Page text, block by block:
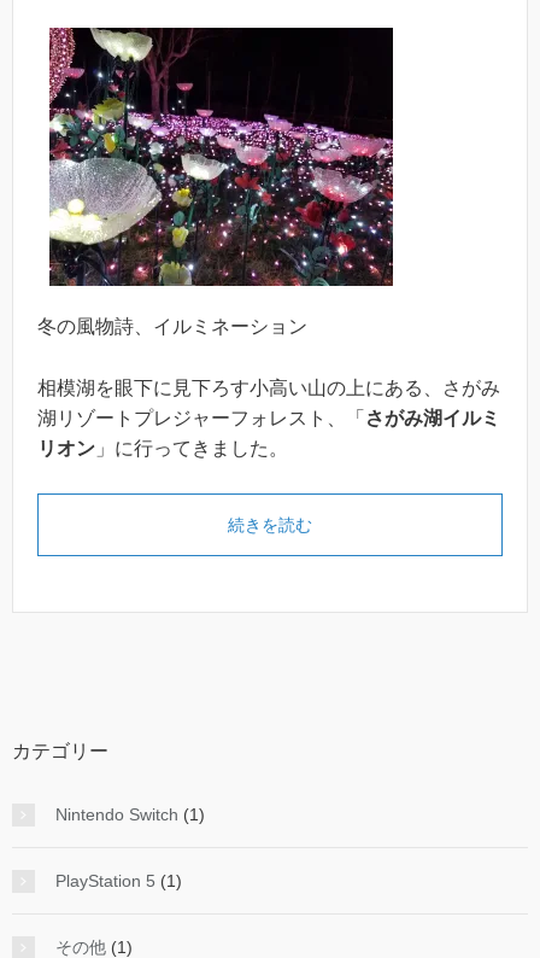
冬の風物詩、イルミネーション
相模湖を眼下に見下ろす小高い山の上にある、さがみ
湖リゾートプレジャーフォレスト、「 さがみ湖イルミ
リオン 」に行ってきました。
続きを読む
カテゴリー
Nintendo Switch (1)
PlayStation 5 (1)
その他 (1)